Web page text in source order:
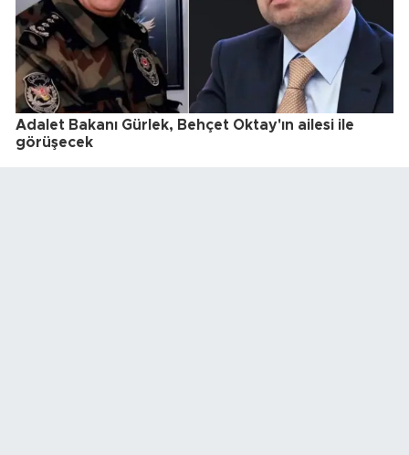
Adalet Bakanı Gürlek, Behçet Oktay'ın ailesi ile
görüşecek